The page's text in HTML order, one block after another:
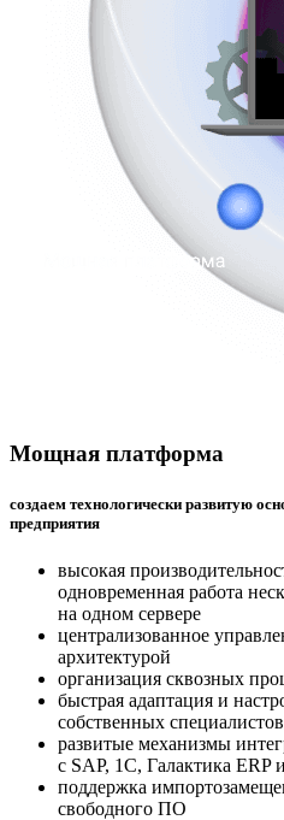
Мощная платформа
создаем технологически развитую
предприятия
высокая
одновременная работа
на одном сервере
централизованное
архитектурой
организация сквозных
быстрая адаптация и
собственных специалистов
развитые механизмы
с SAP, 1C, Галактика ERP
поддержка
свободного ПО